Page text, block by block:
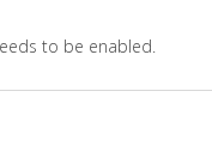
to be enabled.